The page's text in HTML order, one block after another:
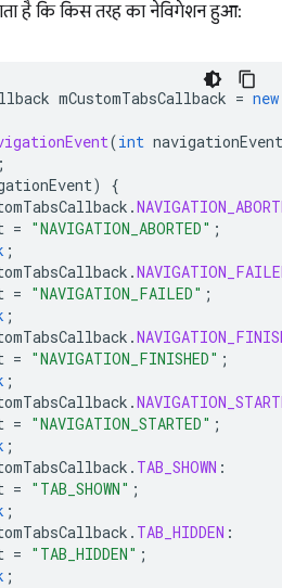
है कि किस तरह का नेविगेशन हुआ:
mCustomTabsCallback = new
(int navigationEvent
;
)
{
.
= "NAVIGATION_ABORTED" ;
;
.
= "NAVIGATION_FAILED" ;
;
.
= "NAVIGATION_FINISHED" ;
;
.
= "NAVIGATION_STARTED" ;
;
. TAB_SHOWN :
= "TAB_SHOWN" ;
;
. TAB_HIDDEN :
= "TAB_HIDDEN" ;
;